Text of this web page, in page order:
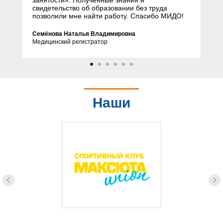
свидетельство об образовании без труда
позволили мне найти работу. Спасибо МИДО!
Семёнова Наталья Владимировна
Медицинский регистратор
Наши